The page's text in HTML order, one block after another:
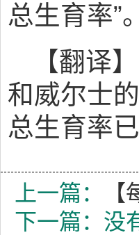
总生育率”。
【翻译
和威尔士
总生育率
上一篇：
下一篇：没